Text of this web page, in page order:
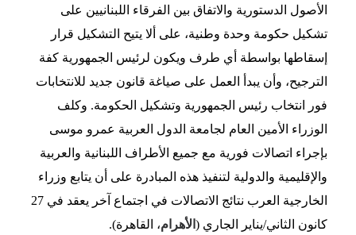
الأصول الدستورية والاتفاق بين الفرقاء اللبنانيين على
تشكيل حكومة وحدة وطنية، على ألا يتيح التشكيل قرار
إسقاطها بواسطة أي طرف ويكون لرئيس الجمهورية كفة
الترجيح، وأن يبدأ العمل على صياغة قانون جديد للانتخابات
فور انتخاب رئيس الجمهورية وتشكيل الحكومة. وكلف
الوزراء الأمين العام لجامعة الدول العربية عمرو موسى
بإجراء اتصالات فورية مع جميع الأطراف اللبنانية والعربية
والإقليمية والدولية لتنفيذ هذه المبادرة على أن يتابع وزراء
الخارجية العرب نتائج الاتصالات في اجتماع آخر يعقد في 27
كانون الثاني/يناير الجاري ( الأهرام، القاهرة).